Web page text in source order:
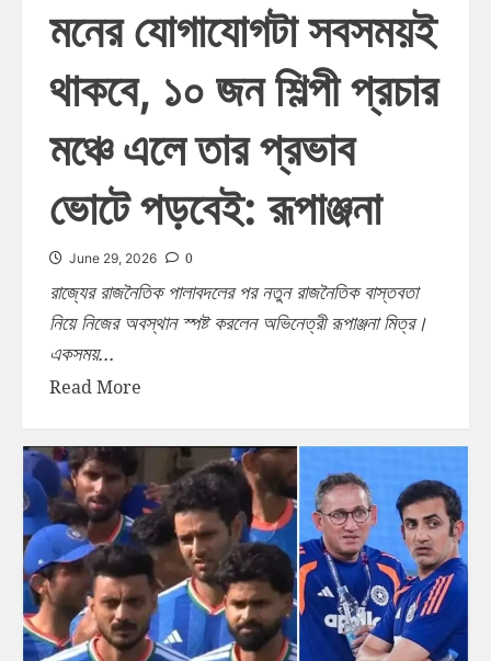
মনের যোগাযোগটা সবসময়ই
থাকবে, ১০ জন শিল্পী প্রচার
মঞ্চে এলে তার প্রভাব
ভোটে পড়বেই: রূপাঞ্জনা
June 29, 2026 0
রাজ্যের রাজনৈতিক পালাবদলের পর নতুন রাজনৈতিক বাস্তবতা
নিয়ে নিজের অবস্থান স্পষ্ট করলেন অভিনেত্রী রূপাঞ্জনা মিত্র।
একসময়...
Read More